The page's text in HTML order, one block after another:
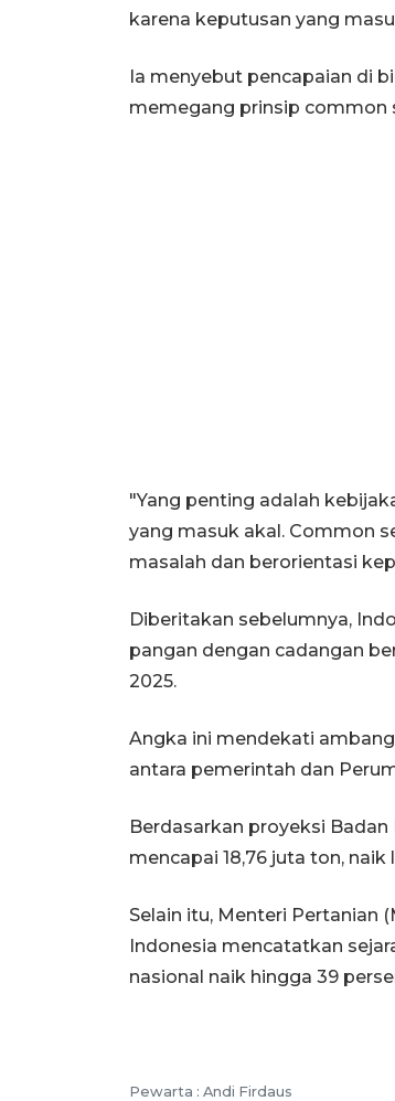
karena keputusan yang
Ia menyebut pencapaian di
memegang prinsip common
"Yang penting adalah
yang masuk akal. Common
masalah dan berorientasi
Diberitakan sebelumnya,
pangan dengan cadangan
2025.
Angka ini mendekati
antara pemerintah dan
Berdasarkan proyeksi
mencapai 18,76 juta ton,
Selain itu, Menteri Pertanian
Indonesia mencatatkan
nasional naik hingga 39
Pewarta : Andi Firdaus